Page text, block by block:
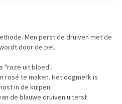
Men perst de druiven met de
door de pel.
"roze uit bloed".
rosé te maken. Het oogmerk is
in de kuipen.
de blauwe druiven uiterst